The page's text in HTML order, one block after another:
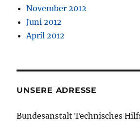
November 2012
Juni 2012
April 2012
UNSERE ADRESSE
Bundesanstalt Technisches